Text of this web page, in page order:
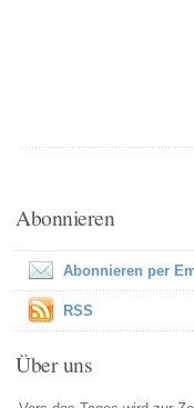
Abonnieren
Abonnieren per
RSS
Über uns